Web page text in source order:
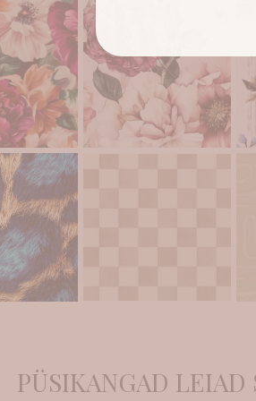
PÜSIKANGAD LEIAD